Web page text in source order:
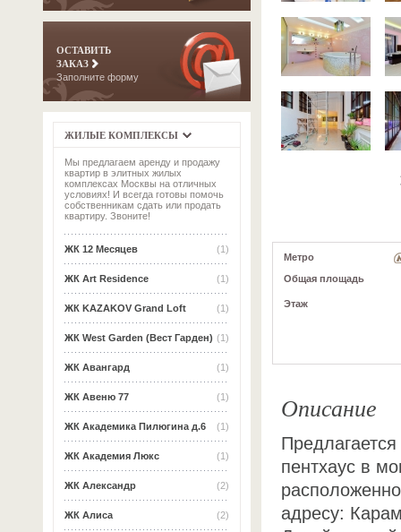
ОСТАВИТЬ
ЗАКАЗ
Заполните форму
ЖИЛЫЕ КОМПЛЕКСЫ
Мы предлагаем аренду и продажу
квартир в элитных жилых
комплексах Москвы на отличных
условиях! И всегда готовы помочь
собственникам сдать или продать
квартиру. Звоните!
(1)
ЖК 12 Месяцев
(1)
ЖК Art Residence
(1)
ЖК KAZAKOV Grand Loft
(1)
ЖК West Garden (Вест Гарден)
(1)
ЖК Авангард
(1)
ЖК Авеню 77
(1)
ЖК Академика Пилюгина д.6
(1)
ЖК Академия Люкс
(2)
ЖК Александр
(2)
ЖК Алиса
Метро
Общая площадь
Этаж
Описание
пентхаус в
адресу: